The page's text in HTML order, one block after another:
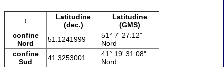
↕
Latitudine
(dec.)
Latitudine
(GMS)
confine
Nord
51.1241999
51° 7' 27.12"
Nord
confine
Sud
41.3253001
41° 19' 31.08"
Nord